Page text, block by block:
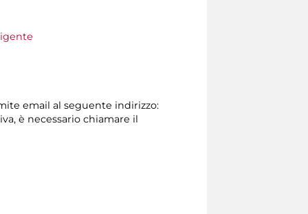
email al seguente indirizzo:
è necessario chiamare il